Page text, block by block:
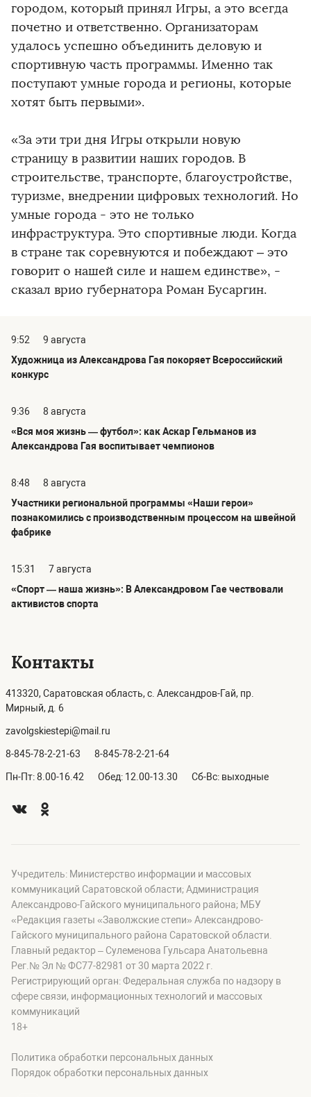
городом, который принял Игры, а это всегда
почетно и ответственно. Организаторам
удалось успешно объединить деловую и
спортивную часть программы. Именно так
поступают умные города и регионы, которые
хотят быть первыми».
«За эти три дня Игры открыли новую
страницу в развитии наших городов. В
строительстве, транспорте, благоустройстве,
туризме, внедрении цифровых технологий. Но
умные города - это не только
инфраструктура. Это спортивные люди. Когда
в стране так соревнуются и побеждают – это
говорит о нашей силе и нашем единстве», -
сказал врио губернатора Роман Бусаргин.
9:52
9 августа
Художница из Александрова Гая покоряет Всероссийский
конкурс
9:36
8 августа
«Вся моя жизнь — футбол»: как Аскар Гельманов из
Александрова Гая воспитывает чемпионов
8:48
8 августа
Участники региональной программы «Наши герои»
познакомились с производственным процессом на швейной
фабрике
15:31
7 августа
«Спорт — наша жизнь»: В Александровом Гае чествовали
активистов спорта
Контакты
413320, Саратовская область, с. Александров-Гай, пр.
Мирный, д. 6
zavolgskiestepi@mail.ru
8-845-78-2-21-63 8-845-78-2-21-64
Пн-Пт: 8.00-16.42 Обед: 12.00-13.30 Сб-Вс: выходные
Учредитель: Министерство информации и массовых
коммуникаций Саратовской области; Администрация
Александрово-Гайского муниципального района; МБУ
«Редакция газеты «Заволжские степи» Александрово-
Гайского муниципального района Саратовской области.
Главный редактор – Сулеменова Гульсара Анатольевна
Рег.№ Эл № ФС77-82981 от 30 марта 2022 г.
Регистрирующий орган: Федеральная служба по надзору в
сфере связи, информационных технологий и массовых
коммуникаций
18+
Политика обработки персональных данных
Порядок обработки персональных данных